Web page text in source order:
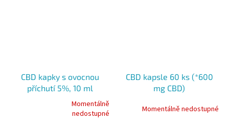
CBD kapky s ovocnou
příchutí 5%, 10 ml
Momentálně
nedostupné
CBD kapsle 60 ks (*600
mg CBD)
Momentálně nedostupné